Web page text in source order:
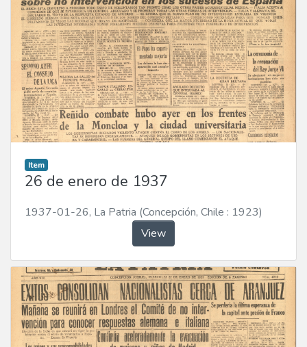
Item
26 de enero de 1937
1937-01-26, La Patria (Concepción, Chile : 1923)
View